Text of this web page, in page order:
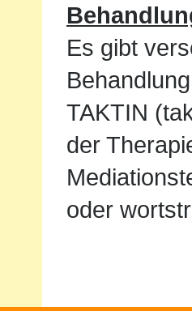
Es gibt
TAKTIN
der
oder